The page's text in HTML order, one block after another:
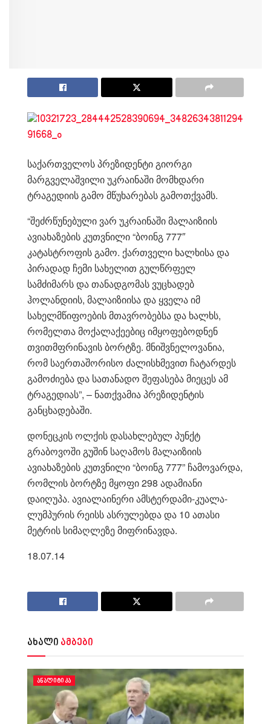
საქართველოს პრეზიდენტი გიორგი
მარგველაშვილი უკრაინაში მომხდარი
ტრაგედიის გამო მწუხარებას გამოთქვამს.
“შეძრწუნებული ვარ უკრაინაში მალაიზიის
ავიახაზების კუთვნილი “ბოინგ 777″
კატასტროფის გამო. ქართველი ხალხისა და
პირადად ჩემი სახელით გულწრფელ
სამძიმარს და თანადგომას ვუცხადებ
ჰოლანდიის, მალაიზიისა და ყველა იმ
სახელმწიფოების მთავრობებსა და ხალხს,
რომელთა მოქალაქეებიც იმყოფებოდნენ
თვითმფრინავის ბორტზე. მნიშვნელოვანია,
რომ საერთაშორისო ძალისხმევით ჩატარდეს
გამოძიება და სათანადო შეფასება მიეცეს ამ
ტრაგედიას”, – ნათქვამია პრეზიდენტის
განცხადებაში.
დონეცკის ოლქის დასახლებულ პუნქტ
გრაბოვოში გუშინ საღამოს მალაიზიის
ავიახაზების კუთვნილი “ბოინგ 777” ჩამოვარდა,
რომლის ბორტზე მყოფი 298 ადამიანი
დაიღუპა. ავიალაინერი ამსტერდამი-კუალა-
ლუმპურის რეისს ასრულებდა და 10 ათასი
მეტრის სიმაღლეზე მიფრინავდა.
18.07.14
ახალი ამბები
ᲐᲜᲐᲚᲘᲢᲘᲙᲐ